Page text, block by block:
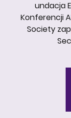
undacja
Konferencji
Society